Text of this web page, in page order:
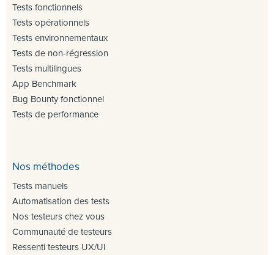
Tests fonctionnels
Tests opérationnels
Tests environnementaux
Tests de non-régression
Tests multilingues
App Benchmark
Bug Bounty fonctionnel
Tests de performance
Nos méthodes
Tests manuels
Automatisation des tests
Nos testeurs chez vous
Communauté de testeurs
Ressenti testeurs UX/UI